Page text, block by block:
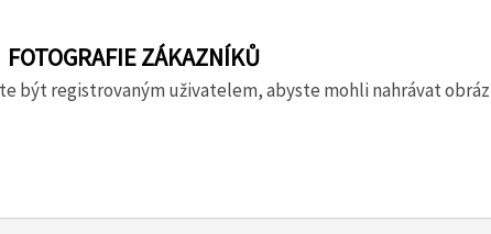
FOTOGRAFIE ZÁKAZNÍKŮ
být registrovaným uživatelem, abyste mohli nahrávat